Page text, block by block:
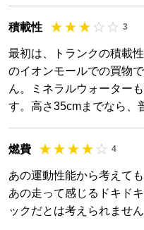
積載性 3
最初は、トランクの積載
のイオンモールでの買物
ん。ミネラルウォーター
す。高さ35cmまでなら、
燃費 4
あの運動性能から考えて
あの走って感じるドキド
ックだとは考えられません